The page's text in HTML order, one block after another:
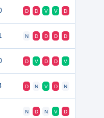
D D V V D
N D D D D
D V D D V
D N V D N
N D N V D